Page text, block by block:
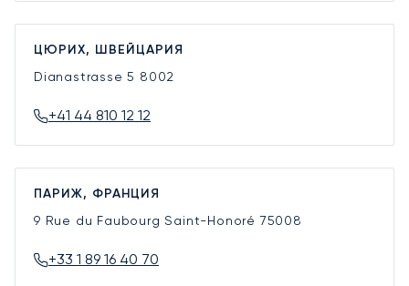
ЦЮРИХ, ШВЕЙЦАРИЯ
Dianastrasse 5 8002
+41 44 810 12 12
ПАРИЖ, ФРАНЦИЯ
9 Rue du Faubourg Saint-Honoré 75008
+33 1 89 16 40 70